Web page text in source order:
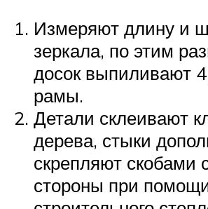
Измеряют длину и
зеркала, по этим
досок выпиливают
рамы.
Детали склеивают
дерева, стыки
скрепляют скобами
стороны при